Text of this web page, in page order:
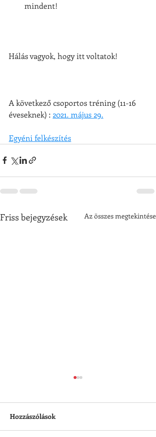
mindent!
Hálás vagyok, hogy itt voltatok!
A következő csoportos tréning (11-16
éveseknek) : 2021. május 29.
Egyéni felkészítés
Friss bejegyzések Az összes megtekintése
Hozzászólások